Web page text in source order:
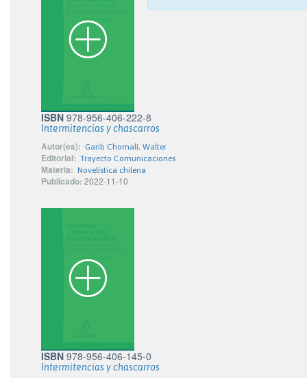
ISBN 978-956-406-222-8
Intermitencias y chascarros
Autor(es): Garib Chomalí, Walter
Editorial: Trayecto Comunicaciones
Materia: Novelística chilena
Publicado: 2022-11-10
ISBN 978-956-406-145-0
Intermitencias y chascarros